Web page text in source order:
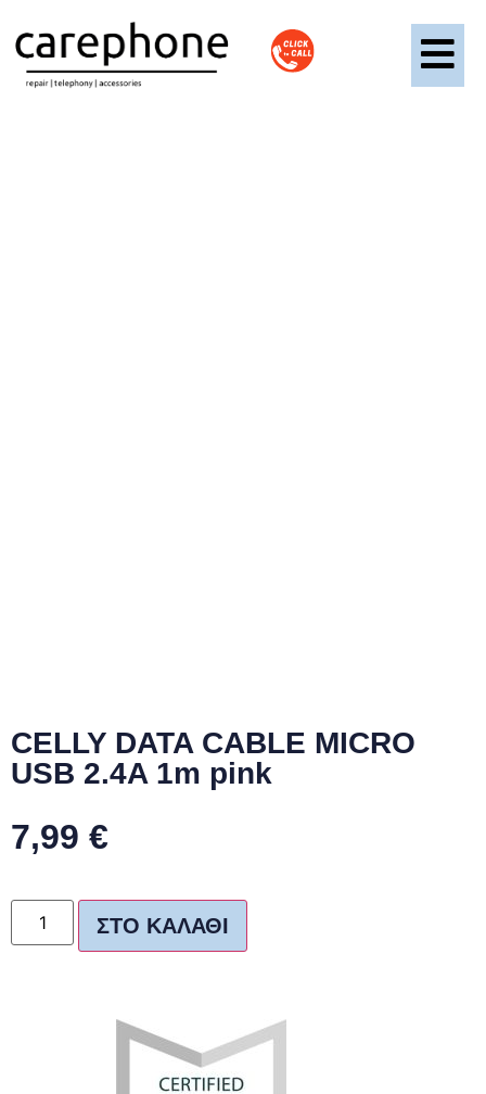
CELLY DATA CABLE MICRO
USB 2.4A 1m pink
7,99 €
ΣΤΟ ΚΑΛΆΘΙ